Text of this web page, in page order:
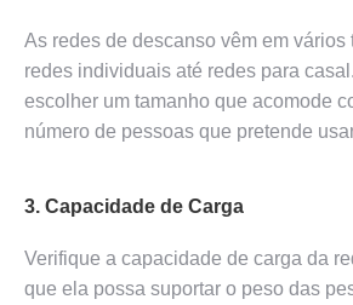
As redes de descanso vêm em vários
redes individuais até redes para
escolher um tamanho que acomode
número de pessoas que pretende
3. Capacidade de Carga
Verifique a capacidade de carga da
que ela possa suportar o peso das